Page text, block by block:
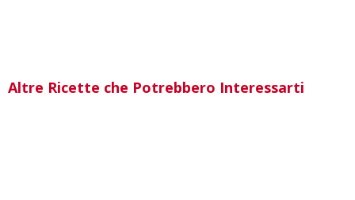
Altre Ricette che Potrebbero Interessarti